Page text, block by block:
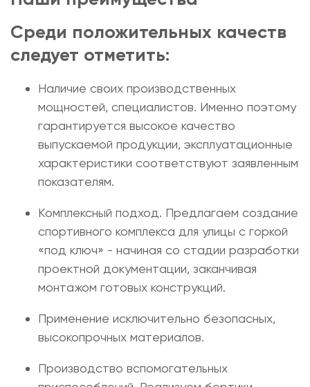
Среди положительных качеств
следует отметить:
Наличие своих производственных
мощностей, специалистов. Именно поэтому
гарантируется высокое качество
выпускаемой продукции, эксплуатационные
характеристики соответствуют заявленным
показателям.
Комплексный подход. Предлагаем создание
спортивного комплекса для улицы с горкой
«под ключ» - начиная со стадии разработки
проектной документации, заканчивая
монтажом готовых конструкций.
Применение исключительно безопасных,
высокопрочных материалов.
Производство вспомогательных